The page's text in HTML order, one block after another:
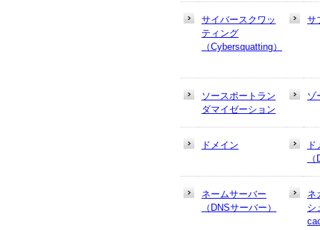
サイバースクワッ
ティング
（Cybersquatting）
サ
ソースポートラン
ダマイゼーション
ゾ
ドメイン
ネームサーバー
（DNSサーバー）
ネ
シ